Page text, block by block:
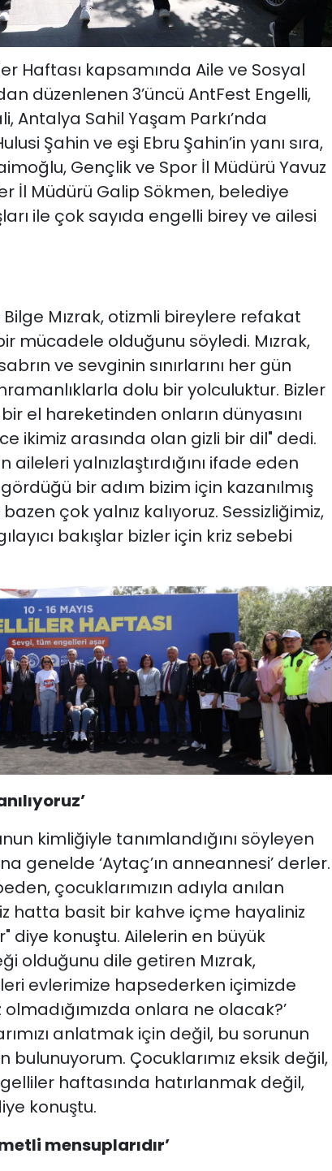
Haftası kapsamında Aile ve Sosyal
düzenlenen 3’üncü AntFest Engelli,
Antalya Sahil Yaşam Parkı’nda
Şahin ve eşi Ebru Şahin’in yanı sıra,
Gençlik ve Spor İl Müdürü Yavuz
İl Müdürü Galip Sökmen, belediye
ile çok sayıda engelli birey ve ailesi
Mızrak, otizmli bireylere refakat
mücadele olduğunu söyledi. Mızrak,
ve sevginin sınırlarını her gün
dolu bir yolculuktur. Bizler
bir el hareketinden onların dünyasını
ikimiz arasında olan gizli bir dil" dedi.
aileleri yalnızlaştırdığını ifade eden
bir adım bizim için kazanılmış
çok yalnız kalıyoruz. Sessizliğimiz,
bakışlar bizler için kriz sebebi
kimliğiyle tanımlandığını söyleyen
genelde ‘Aytaç’ın anneannesi’ derler.
çocuklarımızın adıyla anılan
hatta basit bir kahve içme hayaliniz
diye konuştu. Ailelerin en büyük
olduğunu dile getiren Mızrak,
evlerimize hapsederken içimizde
olmadığımızda onlara ne olacak?’
anlatmak için değil, bu sorunun
bulunuyorum. Çocuklarımız eksik değil,
haftasında hatırlanmak değil,
konuştu.
mensuplarıdır’